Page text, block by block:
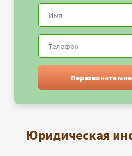
Перезвоните мне
Юридическая